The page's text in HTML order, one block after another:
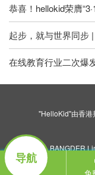
恭喜！hellokid荣膺
起步，就与世界同步
在线教育行业二次爆
"HelloKid"由香港
BANGDER
导航